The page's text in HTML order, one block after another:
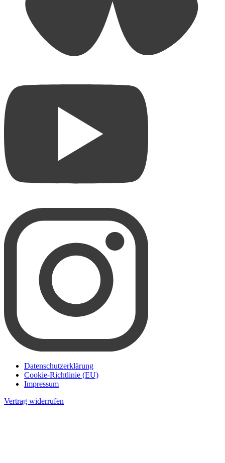
Datenschutzerklärung
Cookie-Richtlinie (EU)
Impressum
Vertrag widerrufen